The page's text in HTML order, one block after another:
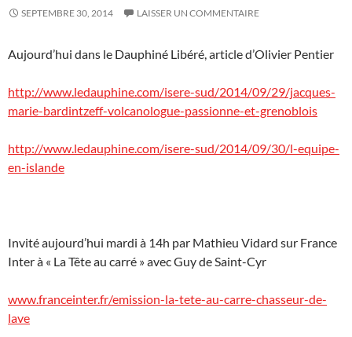
SEPTEMBRE 30, 2014 LAISSER UN COMMENTAIRE
Aujourd’hui dans le Dauphiné Libéré, article d’Olivier Pentier
http://www.ledauphine.com/isere-sud/2014/09/29/jacques-
marie-bardintzeff-volcanologue-passionne-et-grenoblois
http://www.ledauphine.com/isere-sud/2014/09/30/l-equipe-
en-islande
Invité aujourd’hui mardi à 14h par Mathieu Vidard sur France
Inter à « La Tête au carré » avec Guy de Saint-Cyr
www.franceinter.fr/emission-la-tete-au-carre-chasseur-de-
lave